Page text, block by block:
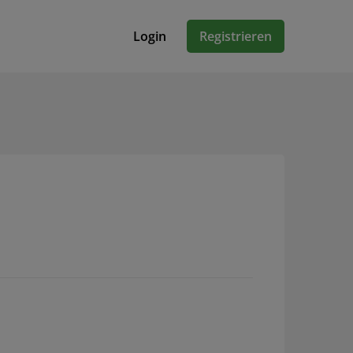
Login Registrieren